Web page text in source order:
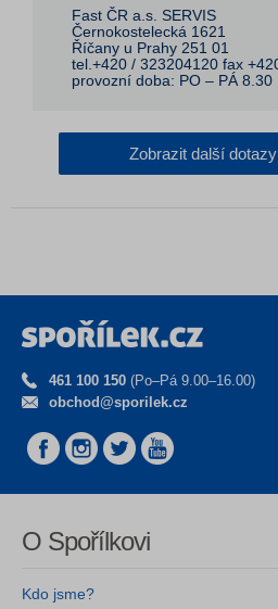
Fast ČR a.s. SERVIS
Černokostelecká 1621
Říčany u Prahy 251 01
tel.+420 / 323204120 fax
provozní doba: PO – PÁ
Zobrazit další
461 100 150 (Po–Pá 9.00–16.00)
obchod@sporilek.cz
O Spořílkovi
Kdo jsme?